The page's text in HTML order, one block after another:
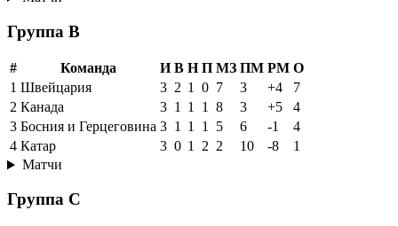
Группа B
# Команда И В Н П МЗ ПМ РМ О
1 Швейцария 3 2 1 0 7 3 +4
7
2 Канада 3 1 1 1 8 3 +5
4
3 Босния и Герцеговина 3 1 1 1 5 6 -1
4
4 Катар 3 0 1 2 2 10 -8
1
Матчи
Группа C